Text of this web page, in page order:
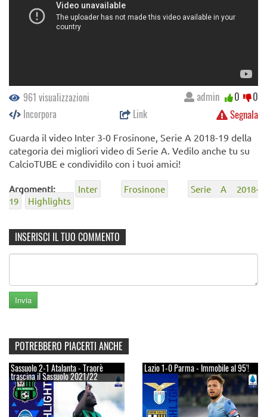
961 visualizzazioni
Incorpora
Link Segnala
admin 0 0
Guarda il video Inter 3-0 Frosinone, Serie A 2018-19 della
categoria dei migliori video di Serie A. Vedilo anche tu su
CalcioTUBE e condividilo con i tuoi amici!
Argomenti: Inter Frosinone
Serie A 2018-
19
Highlights
INSERISCI IL TUO COMMENTO
POTREBBERO PIACERTI ANCHE
Sassuolo 2-1 Atalanta - Traorè
trascina il Sassuolo 2021/22
Lazio 1-0 Parma - Immobile al 95'!